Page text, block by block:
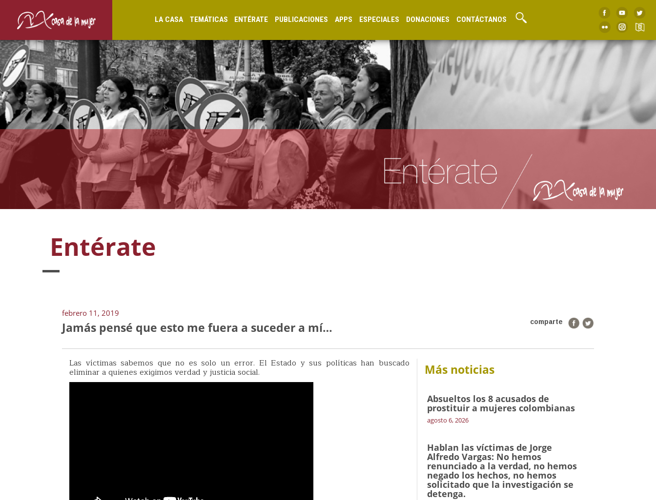
LA CASA TEMÁTICAS ENTÉRATE PUBLICACIONES APPS ESPECIALES DONACIONES CONTÁCTANOS
Entérate
febrero 11, 2019
comparte
Jamás pensé que esto me fuera a suceder a mí…
Las víctimas sabemos que no es solo un error. El Estado y sus políticas han buscado
eliminar a quienes exigimos verdad y justicia social. Más noticias
Absueltos los 8 acusados de
prostituir a mujeres colombianas
agosto 6, 2026
Hablan las víctimas de Jorge
Alfredo Vargas: No hemos
renunciado a la verdad, no hemos
negado los hechos, no hemos
solicitado que la investigación se
detenga.